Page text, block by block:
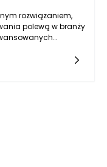
rozwiązaniem,
polewą w branży